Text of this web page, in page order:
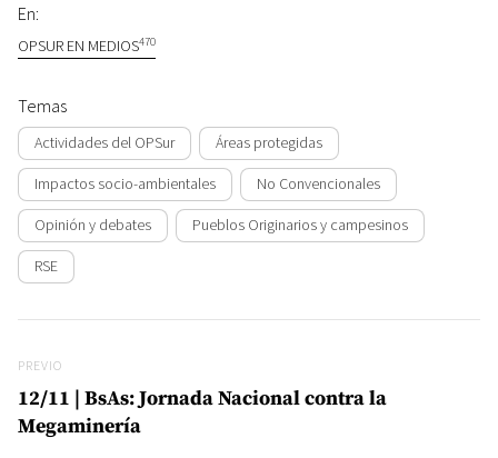
En:
OPSUR EN MEDIOS470
Temas
Actividades del OPSur Áreas protegidas
Impactos socio-ambientales No Convencionales
Opinión y debates Pueblos Originarios y campesinos
RSE
Previo
PREVIO
12/11 | BsAs: Jornada Nacional contra la
Megaminería